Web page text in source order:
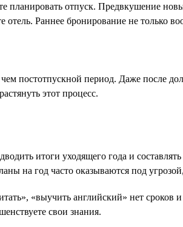
планировать отпуск. Предвкушение
Раннее бронирование не только
чем постотпускной период. Даже после
этот процесс.
итоги уходящего года и
на год часто оказываются под
«выучить английский» нет
свои знания.